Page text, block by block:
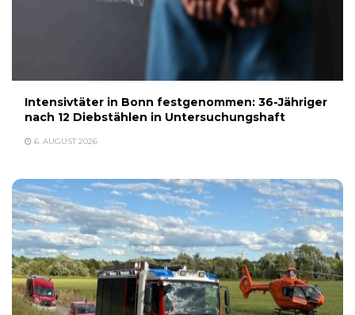
Intensivtäter in Bonn festgenommen: 36-Jähriger
nach 12 Diebstählen in Untersuchungshaft
6. AUGUST 2026